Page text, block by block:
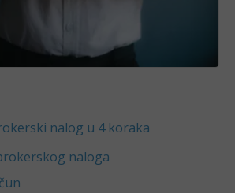
nalog u 4 koraka
naloga